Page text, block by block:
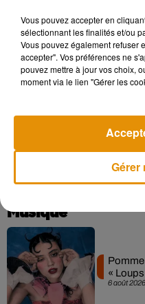
Kamini affirme suivre son
apportant publiquement
Il lui prédit même « une
TV, Bastiaan s’impose déjà
Musique
6 août 2026
«
Vous pouvez accepter en
sélectionnant les finalités et/ou
Vous pouvez également refuser
accepter". Vos préférences ne
pouvez mettre à jour vos choix,
moment via le lien "Gérer les
Gérer